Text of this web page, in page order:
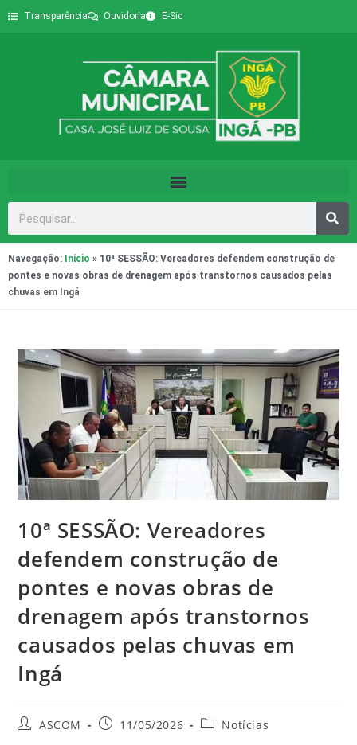
Transparência Ouvidoria E-Sic
Navegação: Início » 10ª SESSÃO: Vereadores defendem construção de
pontes e novas obras de drenagem após transtornos causados pelas
chuvas em Ingá
10ª SESSÃO: Vereadores
defendem construção de
pontes e novas obras de
drenagem após transtornos
causados pelas chuvas em
Ingá
ASCOM 11/05/2026 Notícias